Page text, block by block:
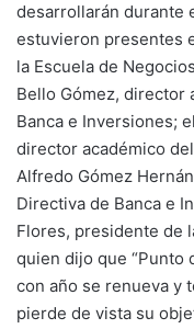
desarrollarán durante
estuvieron presentes
la Escuela de
Bello Gómez, director
Banca e Inversiones;
director académico
Alfredo Gómez
Directiva de Banca e
Flores, presidente de
quien dijo que “Punto
con año se renueva y
pierde de vista su